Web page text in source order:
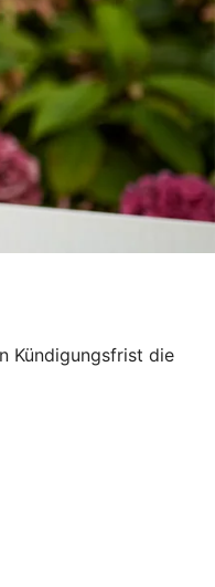
Kündigungsfrist die